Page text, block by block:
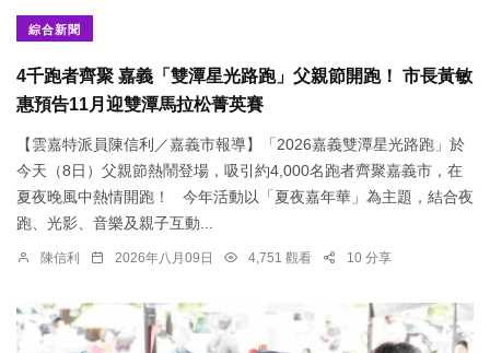
綜合新聞
4千跑者齊聚 嘉義「雙潭星光路跑」父親節開跑！ 市長黃敏
惠預告11月迎雙潭馬拉松菁英賽
【雲嘉特派員陳信利／嘉義市報導】「2026嘉義雙潭星光路跑」於
今天（8日）父親節熱鬧登場，吸引約4,000名跑者齊聚嘉義市，在
夏夜晚風中熱情開跑！ 今年活動以「夏夜嘉年華」為主題，結合夜
跑、光影、音樂及親子互動...
陳信利 2026年八月09日 4,751 觀看 10 分享